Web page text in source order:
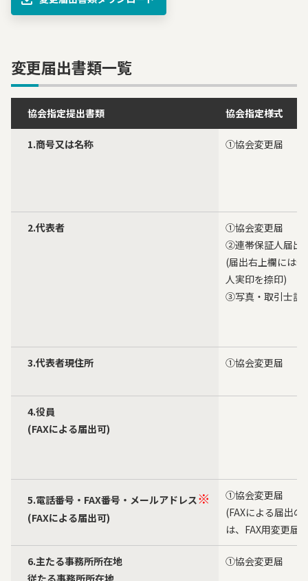
変更届出書類一覧
協会指定提出書類 協会指定様式
1.商号又は名称 ①協会変更届
2.代表者
①協会変更届
②連帯保証人届出
(届出右上欄には
人実印を捺印)
③写真・取引士証
3.代表者現住所 ①協会変更届
4.役員
(FAXによる届出可)
5.電話番号・FAX番号・メールアドレス※
(FAXによる届出可)
①協会変更届
(FAXによる届出の
は、FAX用変更届)
6.主たる事務所所在地
従たる事務所所在地
①協会変更届